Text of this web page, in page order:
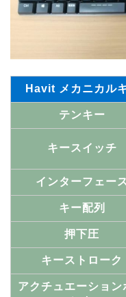
Havit メカニカル
テンキー
キースイッチ
インターフェース
キー配列
押下圧
キーストローク
アクチュエーション